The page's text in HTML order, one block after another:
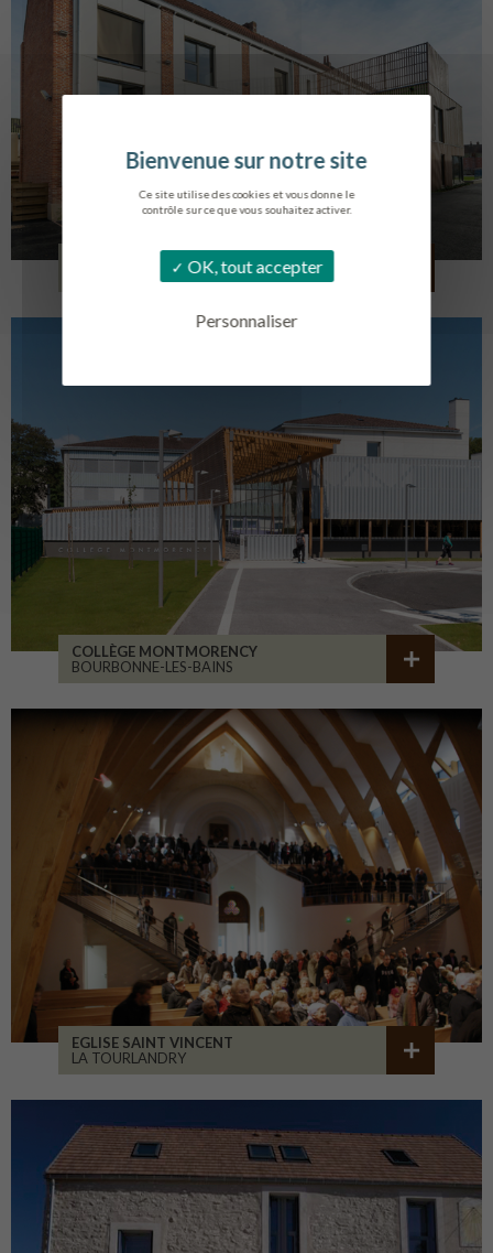
Ce site utilise des cookies et vous donne le
contrôle sur ce que vous souhaitez activer.
OK, tout accepter
Personnaliser
LOG. JEUNES TRAVAILLEURS
COLLÈGE MONTMORENCY
BOURBONNE-LES-BAINS
EGLISE SAINT VINCENT
LA TOURLANDRY